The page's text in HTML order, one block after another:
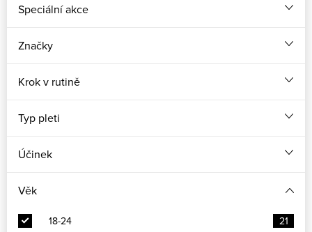
Speciální akce
Značky
Krok v rutině
Typ pleti
Účinek
Věk
18-24
21